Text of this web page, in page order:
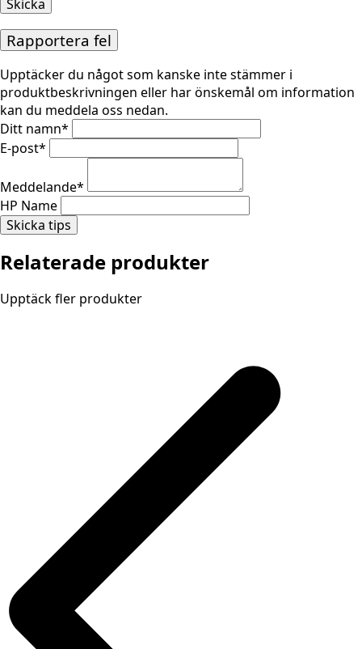
Rapportera fel
Upptäcker du något som kanske inte stämmer i
produktbeskrivningen eller har önskemål om information
kan du meddela oss nedan.
Ditt namn*
E-post*
Meddelande*
HP Name
Skicka tips
Relaterade produkter
Upptäck fler produkter